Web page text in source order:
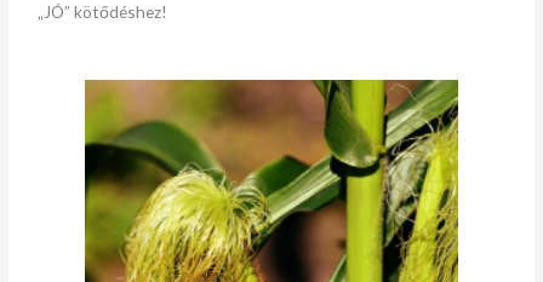
„JÓ” kötődéshez!